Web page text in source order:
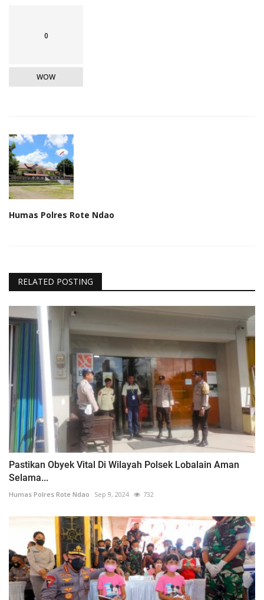
0
WOW
Humas Polres Rote Ndao
RELATED POSTING
Pastikan Obyek Vital Di Wilayah Polsek Lobalain Aman
Selama...
Humas Polres Rote Ndao Sep 9, 2024 732